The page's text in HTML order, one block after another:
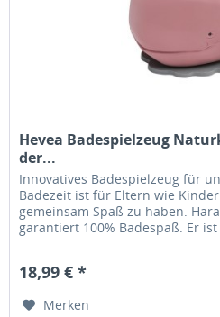
Hevea Badespielzeug
der...
Innovatives Badespielzeug für
Badezeit ist für Eltern wie
gemeinsam Spaß zu haben.
garantiert 100% Badespaß. Er
18,99 € *
Merken